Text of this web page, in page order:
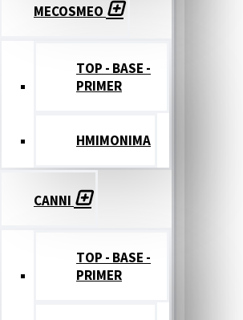
MECOSMEO
TOP - BASE -
PRIMER
ΗΜΙΜΟΝΙΜΑ
CANNI
TOP - BASE -
PRIMER